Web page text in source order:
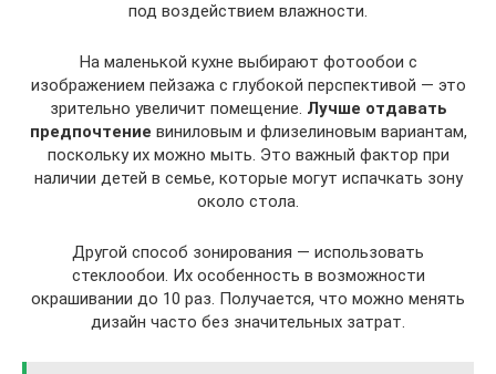
под воздействием влажности.
На маленькой кухне выбирают фотообои с
изображением пейзажа с глубокой перспективой — это
зрительно увеличит помещение. Лучше отдавать
предпочтение виниловым и флизелиновым вариантам,
поскольку их можно мыть. Это важный фактор при
наличии детей в семье, которые могут испачкать зону
около стола.
Другой способ зонирования — использовать
стеклообои. Их особенность в возможности
окрашивании до 10 раз. Получается, что можно менять
дизайн часто без значительных затрат.